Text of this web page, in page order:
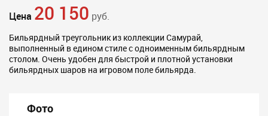
Цена 20 150 руб.
Бильярдный треугольник из коллекции Самурай,
выполненный в едином стиле с одноименным бильярдным
столом. Очень удобен для быстрой и плотной установки
бильярдных шаров на игровом поле бильярда.
Фото